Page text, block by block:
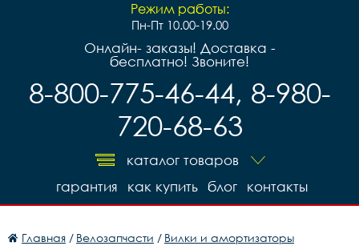
Режим работы:
Пн-Пт 10.00-19.00
Онлайн- заказы! Доставка -
бесплатно! Звоните!
8-800-775-46-44, 8-980-
720-68-63
каталог товаров
контакты
блог
как купить
гарантия
Главная / Велозапчасти / Вилки и амортизаторы